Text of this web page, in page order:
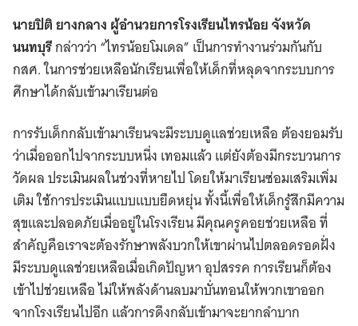
นายปิติ ยางกลาง ผู้อำนวยการโรงเรียนไทรน้อยจังหวัด
นนทบุรีกล่าวว่า “ไทรน้อยโมเดล” เป็นการทำงานร่วมกันกับ
กสศ. ในการช่วยเหลือนักเรียนเพื่อให้เด็กที่หลุดจากระบบการ
ศึกษาได้กลับเข้ามาเรียนต่อ
การรับเด็กกลับเข้ามาเรียนจะมีระบบดูแลช่วยเหลือ ต้องยอมรับ
ว่าเมื่อออกไปจากระบบหนึ่ง เทอมแล้ว ​แต่ยังต้องมีกระบวนการ
วัดผล ประเมินผลในช่วงที่หายไป โดยให้มาเรียนซ่อมเสริมเพิ่ม
เติม ใช้การประเมินแบบแบบยืดหยุ่น ทั้งนี้เพื่อให้เด็กรู้สึกมีความ
สุขและปลอดภัยเมื่ออยู่ในโรงเรียน มีคุณครูคอยช่วยเหลือ ที่
สำคัญคือเราจะต้องรักษาพลังบวก​ให้เขาผ่านไปตลอดรอดฝั่ง
มีระบบดูแลช่วยเหลือเมื่อเกิดปัญหา อุปสรรค การเรียนก็ต้อง
เข้าไปช่วยเหลือ ไม่ให้พลังด้านลบมาบั่นทอนให้พวกเขาออก
จากโรงเรียนไปอีก แล้วการดึงกลับเข้ามาจะยากลำบาก